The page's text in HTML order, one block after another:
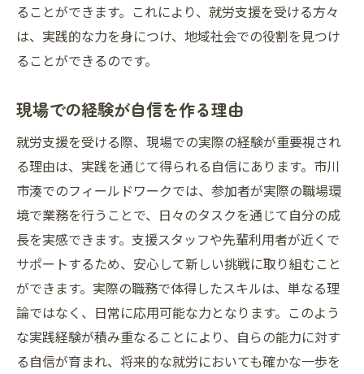
ることができます。これにより、就労支援を受ける方々
は、実践的な力を身につけ、地域社会での役割を見つけ
ることができるのです。
現場での経験が自信を作る理由
就労支援を受ける際、現場での実際の経験が重要視され
る理由は、実践を通じて得られる自信にあります。市川
市湊でのフィールドワークでは、参加者が実際の職場環
境で業務を行うことで、日々のタスクを通じて自分の成
長を実感できます。支援スタッフや先輩利用者が近くで
サポートするため、安心して新しい挑戦に取り組むこと
ができます。実際の職務で体得したスキルは、単なる理
論ではなく、日常に応用可能な力となります。このよう
な実践経験が積み重なることにより、自らの能力に対す
る自信が育まれ、将来的な就労においても確かな一歩を